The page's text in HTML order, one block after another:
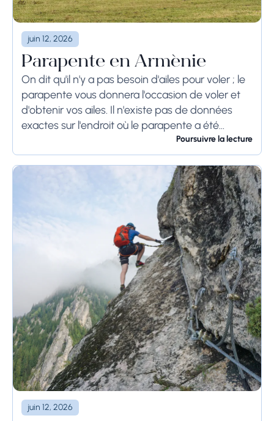
juin 12, 2026
Parapente en Arménie
On dit qu'il n'y a pas besoin d'ailes pour voler ; le
parapente vous donnera l'occasion de voler et
d'obtenir vos ailes. Il n'existe pas de données
exactes sur l'endroit où le parapente a été
Poursuivre la lecture
juin 12, 2026